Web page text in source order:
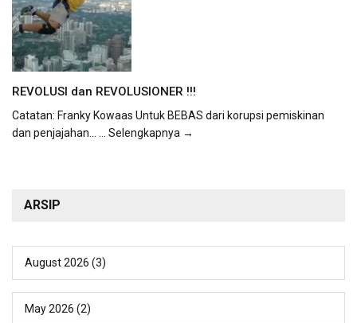
REVOLUSI dan REVOLUSIONER !!!
Catatan: Franky Kowaas Untuk BEBAS dari korupsi pemiskinan
dan penjajahan...
... Selengkapnya →
ARSIP
August 2026 (3)
May 2026 (2)